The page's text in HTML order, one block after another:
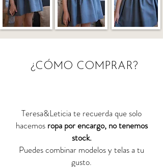
¿CÓMO COMPRAR?
Teresa&Leticia te recuerda que solo
hacemos ropa por encargo, no tenemos
stock.
Puedes combinar modelos y telas a tu
gusto.